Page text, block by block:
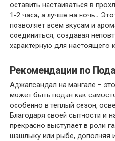
оставить настаиваться в
1-2 часа, а лучше на ночь․
позволяет всем вкусам и
соединиться, создавая
характерную для настоящего
Рекомендации по
Аджапсандал на мангале –
может быть подан как
особенно в теплый сезон,
Благодаря своей сытности и
прекрасно выступает в роли
шашлыку или рыбе, дополняя